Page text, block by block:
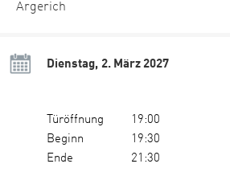
Argerich
Dienstag, 2. März 2027
Türöffnung
19:00
Beginn
19:30
Ende
21:30